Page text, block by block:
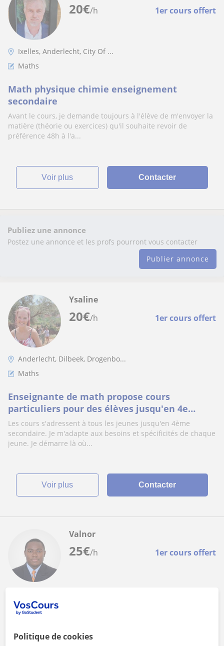
20€/h 1er cours offert
Ixelles, Anderlecht, City Of ...
Maths
Math physique chimie enseignement
secondaire
Avant le cours, je demande toujours à l'élève de m'envoyer la
matière (théorie ou exercices) qu'il souhaite revoir de
préférence 48h à l'a...
voir plus Contacter
Publiez une annonce
Postez une annonce et les profs pourront vous contacter
Publier annonce
20€/h 1er cours offert
Ysaline
Anderlecht, Dilbeek, Drogenbo...
Maths
Enseignante de math propose cours
particuliers pour des élèves jusqu'en 4e
secondaire
Les cours s'adressent à tous les jeunes jusqu'en 4ème
secondaire. Je m'adapte aux besoins et spécificités de chaque
jeune. Je démarre là où...
voir plus Contacter
25€/h 1er cours offert
Valnor
Maths
cours de mathématiques pour les élèves
fondamentales
Politique de cookies